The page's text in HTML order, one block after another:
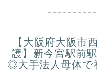
【大阪府大阪市
護】新今宮駅前
◎大手法人母体で